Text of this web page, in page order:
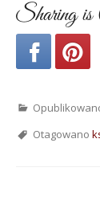
Sharing is
Otagowano